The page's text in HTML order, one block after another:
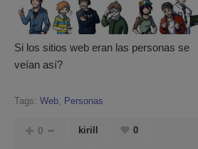
Si los sitios web eran las personas se
veían así?
Tags: Web, Personas
0 kirill 0